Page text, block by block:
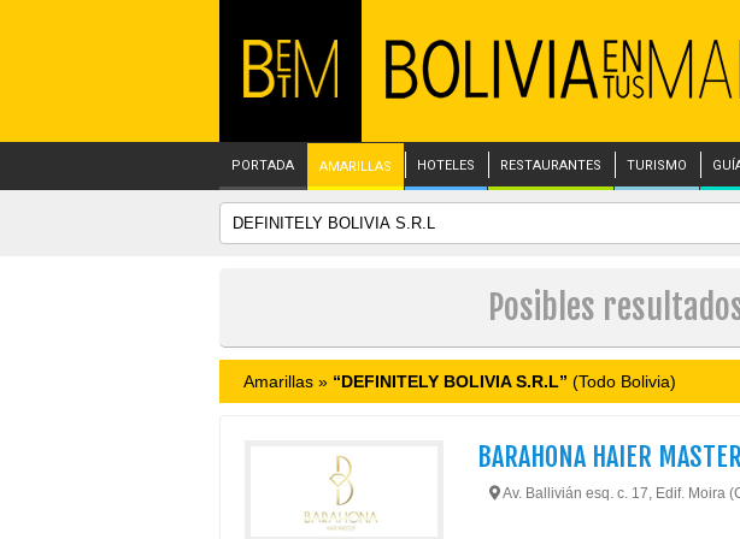
PORTADA AMARILLAS HOTELES RESTAURANTES TURISMO
Posibles resultados
Amarillas » “DEFINITELY BOLIVIA S.R.L” (Todo Bolivia)
BARAHONA HAIER MASTER
Av. Ballivián esq. c. 17, Edif. Moira